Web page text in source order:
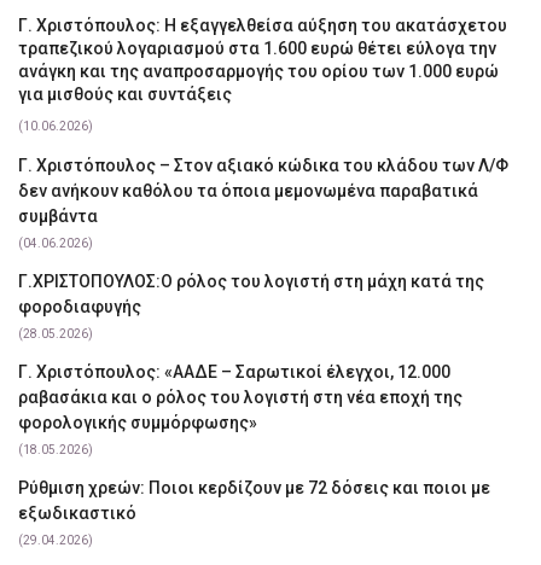
Γ. Χριστόπουλος: Η εξαγγελθείσα αύξηση του ακατάσχετου
τραπεζικού λογαριασμού στα 1.600 ευρώ θέτει εύλογα την
ανάγκη και της αναπροσαρμογής του ορίου των 1.000 ευρώ
για μισθούς και συντάξεις
(10.06.2026)
Γ. Χριστόπουλος – Στον αξιακό κώδικα του κλάδου των Λ/Φ
δεν ανήκουν καθόλου τα όποια μεμονωμένα παραβατικά
συμβάντα
(04.06.2026)
Γ.ΧΡΙΣΤΟΠΟΥΛΟΣ:Ο ρόλος του λογιστή στη μάχη κατά της
φοροδιαφυγής
(28.05.2026)
Γ. Χριστόπουλος: «ΑΑΔΕ – Σαρωτικοί έλεγχοι, 12.000
ραβασάκια και ο ρόλος του λογιστή στη νέα εποχή της
φορολογικής συμμόρφωσης»
(18.05.2026)
Ρύθμιση χρεών: Ποιοι κερδίζουν με 72 δόσεις και ποιοι με
εξωδικαστικό
(29.04.2026)